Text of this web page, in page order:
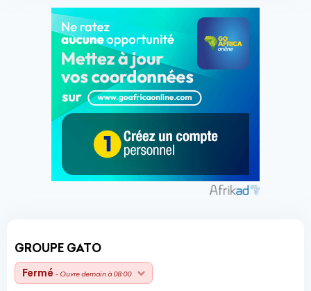
GROUPE GATO
Fermé - Ouvre demain à 08:00